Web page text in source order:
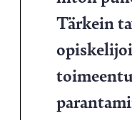
Tärkein